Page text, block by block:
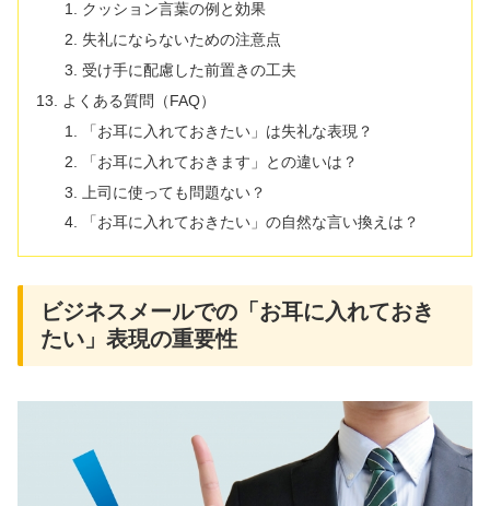
クッション言葉の例と効果
失礼にならないための注意点
受け手に配慮した前置きの工夫
よくある質問（FAQ）
「お耳に入れておきたい」は失礼な表現？
「お耳に入れておきます」との違いは？
上司に使っても問題ない？
「お耳に入れておきたい」の自然な言い換えは？
ビジネスメールでの「お耳に入れておき
たい」表現の重要性